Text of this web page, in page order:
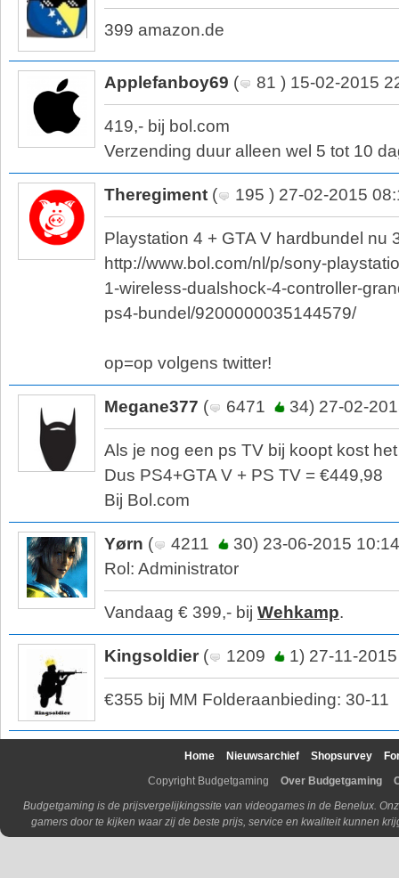
399 amazon.de
Applefanboy69 ( 81 ) 15-02-2015
419,- bij bol.com
Verzending duur alleen wel 5 tot 10
Theregiment ( 195 ) 27-02-2015
Playstation 4 + GTA V hardbundel nu
http://www.bol.com/nl/p/sony-
1-wireless-dualshock-4-controller-
ps4-bundel/9200000035144579/
op=op volgens twitter!
Megane377 ( 6471 34) 27-02-
Als je nog een ps TV bij koopt kost
Dus PS4+GTA V + PS TV = €449,98
Bij Bol.com
Yørn ( 4211
30) 23-06-2015 10:14
Rol: Administrator
Vandaag € 399,- bij Wehkamp.
Kingsoldier ( 1209 1) 27-11-
€355 bij MM Folderaanbieding: 30-11
Home Nieuwsarchief Shopsurvey
Copyright Budgetgaming
Over Budgetgaming
Budgetgaming is de prijsvergelijkingssite van videogames in de Benelux.
gamers door te kijken waar zij de beste prijs, service en kwaliteit kunnen